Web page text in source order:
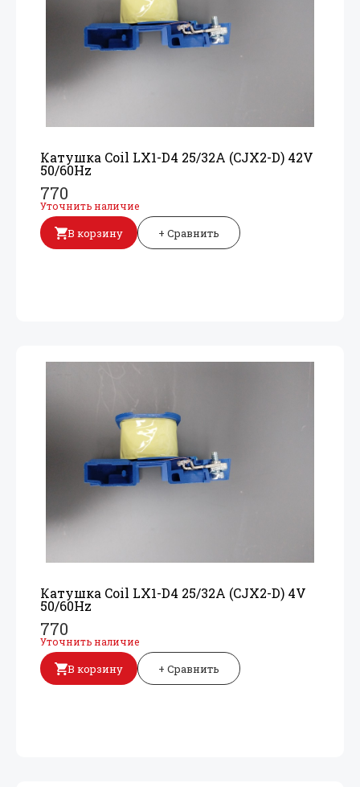
Катушка Coil LX1-D4 25/32A (CJX2-D) 42V
50/60Hz
770
Уточнить наличие
В корзину + Сравнить
Катушка Coil LX1-D4 25/32A (CJX2-D) 4V
50/60Hz
770
Уточнить наличие
В корзину + Сравнить